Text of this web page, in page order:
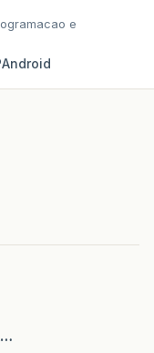
e
Android